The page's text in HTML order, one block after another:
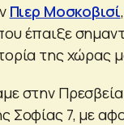
Πιερ Μοσκοβισί
έπαιξε
της χώρας
στην
Σοφίας 7, με